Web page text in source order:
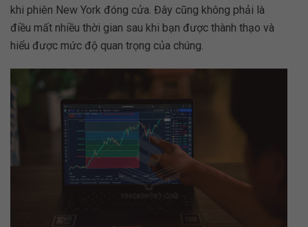
khi phiên New York đóng cửa. Đây cũng không phải là
điều mất nhiều thời gian sau khi bạn được thành thạo và
hiểu được mức độ quan trọng của chúng.